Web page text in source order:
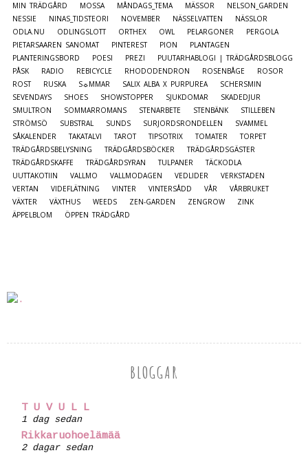
MIN TRÄDGÅRD
MOSSA MÅNDAGS_TEMA MÄSSOR
NELSON_GARDEN
NESSIE
NINAS_TIDSTEORI NOVEMBER NÄSSELVATTEN
NÄSSLOR
ODLA.NU
ODLINGSLOTT ORTHEX OWL PELARGONER
PERGOLA
PIETARSAAREN SANOMAT
PINTEREST PION
PLANTAGEN
PLANTERINGSBORD
POESI PREZI
PUUTARHABLOGI | TRÄDGÅRDSBLOGG
PÅSK
RADIO REBICYCLE RHODODENDRON ROSENBÅGE
ROSOR
ROST
RUSKA S☼MMAR SALIX ALBA X PURPUREA
SCHERSMIN
SEVENDAYS
SHOES SHOWSTOPPER SJUKDOMAR
SKADEDJUR
SMULTRON
SOMMARROMANS STENARBETE STENBÄNK
STILLEBEN
STRÖMSÖ
SUBSTRAL SUNDS SURJORDSRONDELLEN
SVAMMEL
SÅKALENDER
TAKATALVI TAROT TIPSOTRIX TOMATER
TORPET
TRÄDGÅRDSBELYSNING
TRÄDGÅRDSBÖCKER
TRÄDGÅRDSGÄSTER
TRÄDGÅRDSKAFFE
TRÄDGÅRDSYRAN TULPANER
TÄCKODLA
UUTTAKOTIIN
VALLMO VALLMODAGEN VEDLIDER
VERKSTADEN
VERTAN
VIDEFLÄTNING VINTER VINTERSÅDD VÅR
VÅRBRUKET
VÄXTER
VÄXTHUS WEEDS ZEN-GARDEN ZENGROW
ZINK
ÄPPELBLOM
ÖPPEN TRÄDGÅRD
BLOGGAR
T U V U L L
1 dag sedan
Rikkaruohoelämää
2 dagar sedan